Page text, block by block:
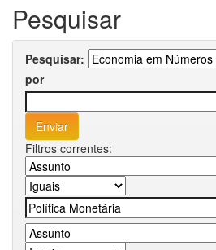
Pesquisar
Pesquisar:
por
Filtros correntes: